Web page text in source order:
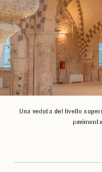
Una veduta del livello